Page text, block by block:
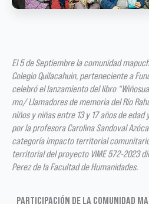
El 5 de Septiembre la comunidad
Colegio Quilacahuin, perteneciente a
celebró el lanzamiento del libro
mo/ Llamadores de memoria del Río
niños y niñas entre 13 y 17 años de
por la profesora Carolina Sandoval
categoría impacto territorial
territorial del proyecto VIME 572-2023
Perez de la Facultad de Humanidades.
PARTICIPACIÓN DE LA COMUNIDAD